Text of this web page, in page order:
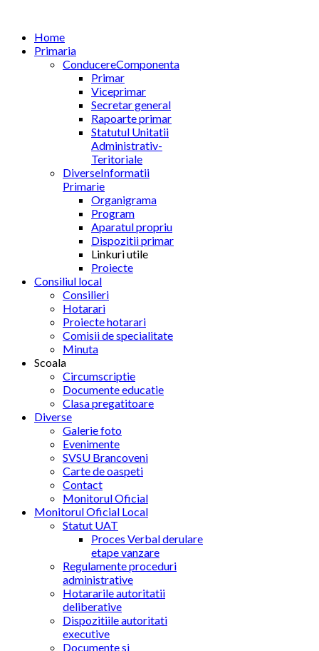
Home
Primaria
ConducereComponenta
Primar
Viceprimar
Secretar general
Rapoarte primar
Statutul Unitatii
Administrativ-
Teritoriale
DiverseInformatii
Primarie
Organigrama
Program
Aparatul propriu
Dispozitii primar
Linkuri utile
Proiecte
Consiliul local
Consilieri
Hotarari
Proiecte hotarari
Comisii de specialitate
Minuta
Scoala
Circumscriptie
Documente educatie
Clasa pregatitoare
Diverse
Galerie foto
Evenimente
SVSU Brancoveni
Carte de oaspeti
Contact
Monitorul Oficial
Monitorul Oficial Local
Statut UAT
Proces Verbal derulare
etape vanzare
Regulamente proceduri
administrative
Hotararile autoritatii
deliberative
Dispozitiile autoritati
executive
Documente si